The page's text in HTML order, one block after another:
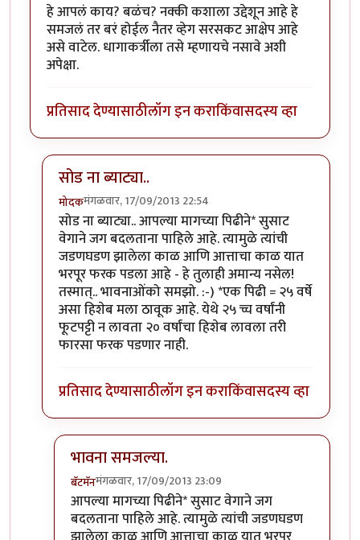
हे आपलं काय? बळंच? नक्की कशाला उद्देशून आहे हे
समजलं तर बरं होईल नैतर व्हेग सरसकट आक्षेप आहे
असे वाटेल. धागाकर्त्रीला तसे म्हणायचे नसावे अशी
अपेक्षा.
प्रतिसाद देण्यासाठीलॉग इन कराकिंवासदस्य व्हा
सोड ना ब्याट्या..
मोदकमंगळवार, 17/09/2013 22:54
In reply toलेख मस्त नॉस्टॅल्जिक. पणbyबॅटमॅन
सोड ना ब्याट्या.. आपल्या मागच्या पिढीने* सुसाट
वेगाने जग बदलताना पाहिले आहे. त्यामुळे त्यांची
जडणघडण झालेला काळ आणि आत्ताचा काळ यात
भरपूर फरक पडला आहे - हे तुलाही अमान्य नसेल!
तस्मात्.. भावनाओंको समझो. :-) *एक पिढी = २५ वर्षे
असा हिशेब मला ठावूक आहे. येथे २५ च्च वर्षांनी
फूटपट्टी न लावता २० वर्षांचा हिशेब लावला तरी
फारसा फरक पडणार नाही.
प्रतिसाद देण्यासाठीलॉग इन कराकिंवासदस्य व्हा
भावना समजल्या.
बॅटमॅनमंगळवार, 17/09/2013 23:09
In reply toसोड ना ब्याट्या..byमोदक
आपल्या मागच्या पिढीने* सुसाट वेगाने जग
बदलताना पाहिले आहे. त्यामुळे त्यांची जडणघडण